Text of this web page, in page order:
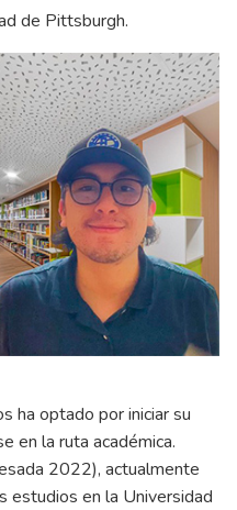
de Pittsburgh.
ha optado por iniciar su
en la ruta académica.
2022), actualmente
estudios en la Universidad